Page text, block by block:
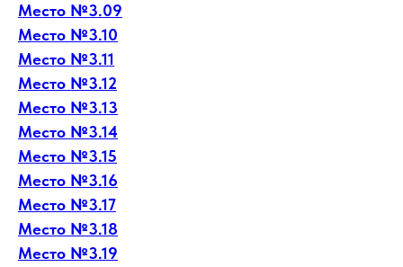
Место №3.09
Место №3.10
Место №3.11
Место №3.12
Место №3.13
Место №3.14
Место №3.15
Место №3.16
Место №3.17
Место №3.18
Место №3.19